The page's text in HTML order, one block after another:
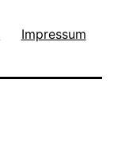
Impressum